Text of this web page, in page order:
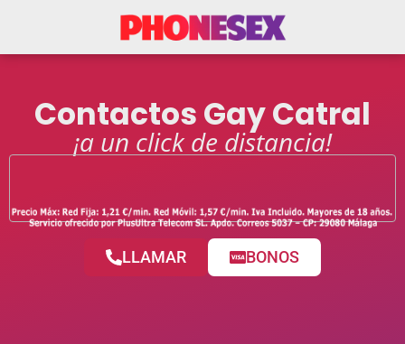
Contactos Gay Catral
¡a un click de distancia!
LLAMAR BONOS